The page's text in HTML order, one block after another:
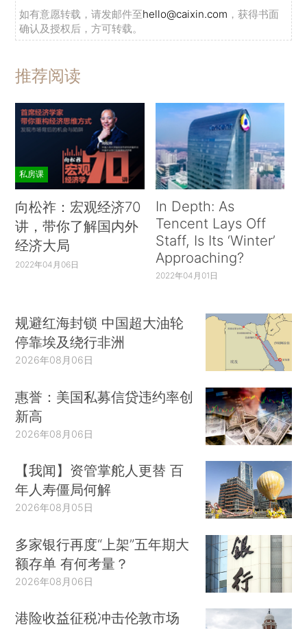
如有意愿转载，请发邮件至hello@caixin.com ，获得书面
确认及授权后，方可转载。
推荐阅读
私房课
向松祚：宏观经济70
讲，带你了解国内外
经济大局
2022年04月06日
In Depth: As
Tencent Lays Off
Staff, Is Its ‘Winter’
Approaching?
2022年04月01日
规避红海封锁 中国超大油轮
停靠埃及绕行非洲
2026年08月06日
惠誉：美国私募信贷违约率创
新高
2026年08月06日
【我闻】资管掌舵人更替 百
年人寿僵局何解
2026年08月05日
多家银行再度“上架”五年期大
额存单 有何考量？
2026年08月06日
港险收益征税冲击伦敦市场